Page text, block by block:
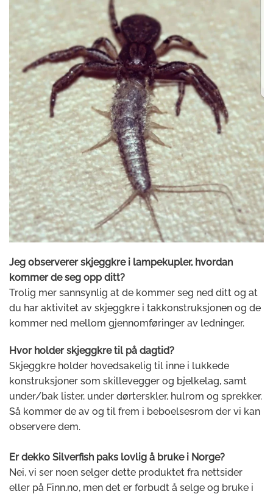
Jeg observerer skjeggkre i lampekupler, hvordan
kommer de seg opp ditt?
Trolig mer sannsynlig at de kommer seg ned ditt og at
du har aktivitet av skjeggkre i takkonstruksjonen og de
kommer ned mellom gjennomføringer av ledninger.
Hvor holder skjeggkre til på dagtid?
Skjeggkre holder hovedsakelig til inne i lukkede
konstruksjoner som skillevegger og bjelkelag, samt
under/bak lister, under dørterskler, hulrom og sprekker.
Så kommer de av og til frem i beboelsesrom der vi kan
observere dem.
Er dekko Silverfish paks lovlig å bruke i Norge?
Nei, vi ser noen selger dette produktet fra nettsider
eller på Finn.no, men det er forbudt å selge og bruke i